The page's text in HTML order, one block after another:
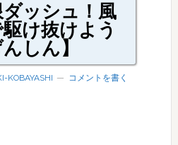
ッシュ！風
け抜けよう
しん】
KOBAYASHI コメントを書く